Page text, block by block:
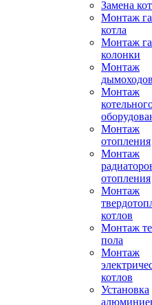
Замена
Монтаж
котла
Монтаж
колонки
Монтаж
Монтаж
Монтаж
отопления
Монтаж
отопления
Монтаж
котлов
Монтаж
пола
Монтаж
котлов
Установка